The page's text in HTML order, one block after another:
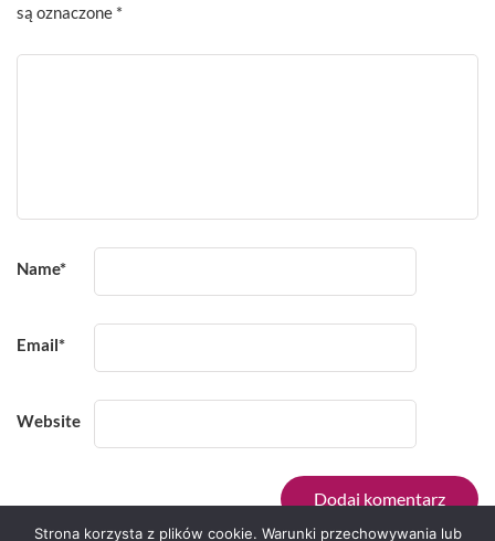
są oznaczone *
Name*
Email*
Website
Strona korzysta z plików cookie. Warunki przechowywania lub